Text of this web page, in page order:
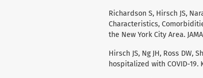
Richardson S, Hirsch JS,
Characteristics,
the New York City Area.
Hirsch JS, Ng JH, Ross DW,
hospitalized with COVID-19.